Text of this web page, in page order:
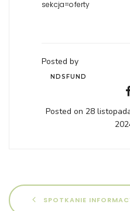
sekcja=oferty
Posted by
NDSFUND
Posted on 28
SPOTKANIE INFORMACYJNE DOTYCZĄCE INTEGRACJI O CHARAKTERZE AKTYWIZACJI